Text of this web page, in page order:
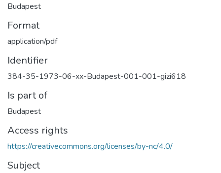
Budapest
Format
application/pdf
Identifier
384-35-1973-06-xx-Budapest-001-001-gizi618
Is part of
Budapest
Access rights
https://creativecommons.org/licenses/by-nc/4.0/
Subject